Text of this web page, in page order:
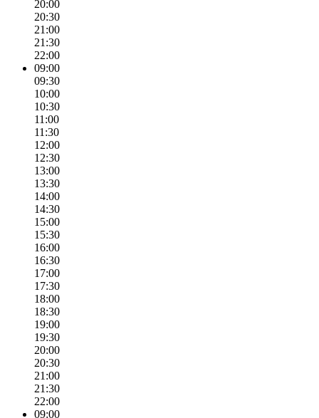
20:00
20:30
21:00
21:30
22:00
09:00
09:30
10:00
10:30
11:00
11:30
12:00
12:30
13:00
13:30
14:00
14:30
15:00
15:30
16:00
16:30
17:00
17:30
18:00
18:30
19:00
19:30
20:00
20:30
21:00
21:30
22:00
09:00